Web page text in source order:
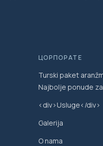
ЦОРПОРАТЕ
Turski paket
Najbolje ponude
<div>Usluge</div>
Galerija
O nama